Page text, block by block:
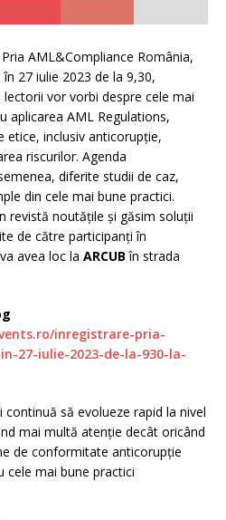
AML&Compliance România,
27 iulie 2023 de la 9,30,
lectorii vor vorbi despre cele mai
aplicarea AML Regulations,
inclusiv anticorupție,
riscurilor. Agenda
diferite studii de caz,
din cele mai bune practici.
revistă noutățile și găsim soluții
de către participanți în
avea loc la ARCUB în strada
inregistrare-pria-
27-iulie-2023-de-la-930-la-
să evolueze rapid la nivel
mai multă atenție decât oricând
de conformitate anticorupție
mai bune practici